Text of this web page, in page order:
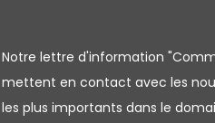
Notre lettre d'information
mettent en contact avec les
les plus importants dans le